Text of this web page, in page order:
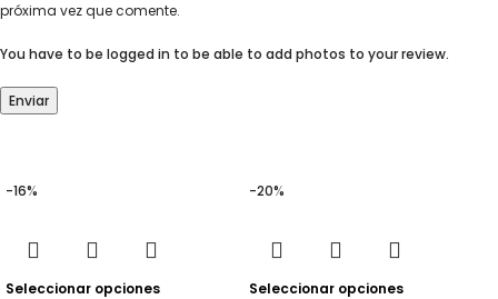
próxima vez que comente.
You have to be logged in to be able to add photos to your review.
-16%
Seleccionar opciones
-20%
Seleccionar opciones